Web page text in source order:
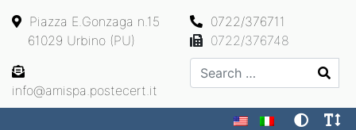
Piazza E.Gonzaga n.15
61029 Urbino (PU)
0722/376711
0722/376748
info@amispa.postecert.it
Search